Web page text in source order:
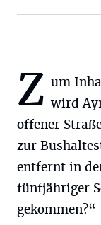
Z um
wird
offener
zur
entfernt in
fünfjähriger
gekommen?“